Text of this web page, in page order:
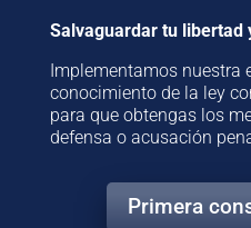
Salvaguardar tu libertad
Implementamos nuestra
conocimiento de la ley
para que obtengas los
defensa o acusación
Primera